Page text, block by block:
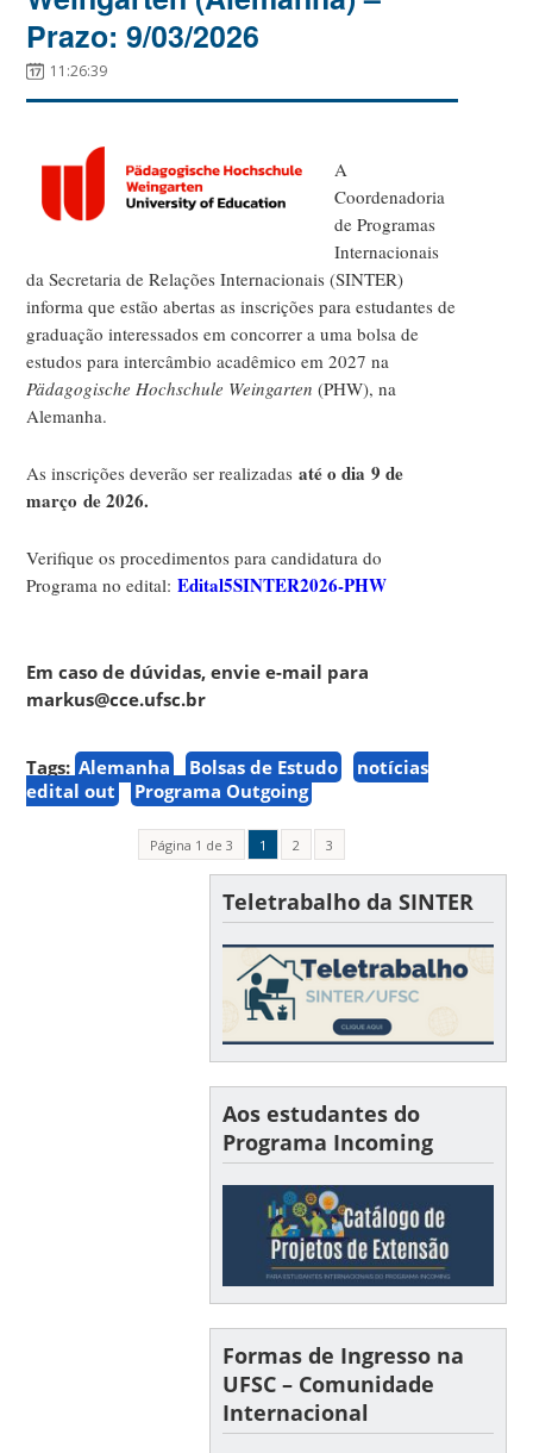
Prazo: 9/03/2026
11:26:39
A
Coordenadoria
de Programas
Internacionais
da Secretaria de Relações Internacionais (SINTER)
informa que estão abertas as inscrições para estudantes de
graduação interessados em concorrer a uma bolsa de
estudos para intercâmbio acadêmico em 2027 na
Pädagogische Hochschule Weingarten(PHW), na
Alemanha.
As inscrições deverão ser realizadas até o dia 9 de
março de 2026.
Verifique os procedimentos para candidatura do
Programa no edital:Edital5SINTER2026-PHW
Em caso de dúvidas, envie e-mail para
markus@cce.ufsc.br
Tags: Alemanha Bolsas de Estudo
notícias
edital out
Programa Outgoing
Página 1 de 3 1 2 3
Teletrabalho da SINTER
Aos estudantes do
Programa Incoming
Formas de Ingresso na
UFSC – Comunidade
Internacional